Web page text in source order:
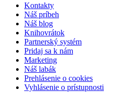
Kontakty
Náš príbeh
Náš blog
Knihovrátok
Partnerský systém
Pridaj sa k nám
Marketing
Náš labák
Prehlásenie o cookies
Vyhlásenie o prístupnosti